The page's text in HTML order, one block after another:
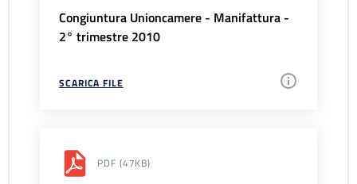
Congiuntura Unioncamere - Manifattura -
2° trimestre 2010
SCARICA FILE
PDF (47KB)